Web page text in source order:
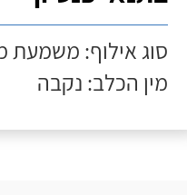
סוג אילוף:
מין הכלב: נקבה